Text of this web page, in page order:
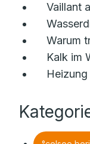
Vaillant
Warum
Kalk im